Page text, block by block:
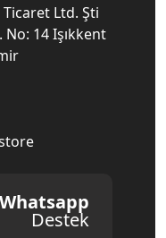
Ticaret Ltd. Şti
14 Işıkkent
Whatsapp
Destek